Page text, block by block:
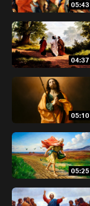
05:43
04:37
05:10
05:25